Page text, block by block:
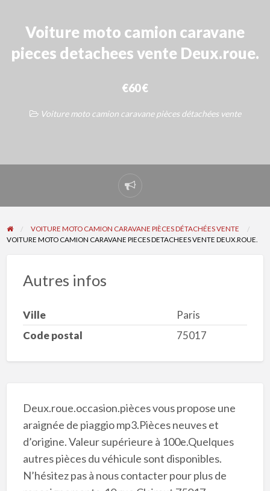
Voiture moto camion caravane
pieces detachees vente Deux.roue.
€60 €
Voiture moto camion caravane pièces détachées vente
Signaler
un
problème
VOITURE MOTO CAMION CARAVANE PIÈCES DÉTACHÉES VENTE
VOITURE MOTO CAMION CARAVANE PIECES DETACHEES VENTE DEUX.ROUE.
Autres infos
Ville
Paris
Code postal
75017
Deux.roue.occasion.pièces vous propose une
araignée de piaggio mp3.Pièces neuves et
d’origine. Valeur supérieure à 100e.Quelques
autres pièces du véhicule sont disponibles.
N’hésitez pas à nous contacter pour plus de